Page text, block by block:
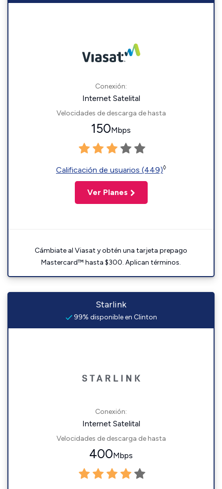
Conexión:
Internet Satelital
Velocidades de descarga de hasta
150Mbps
Calificación de usuarios (449)◊
Ver Planes
Cámbiate al Viasat y obtén una tarjeta prepago
Mastercard™ hasta $300. Aplican términos.
Starlink
99% disponible en Clinton
Conexión:
Internet Satelital
Velocidades de descarga de hasta
400Mbps